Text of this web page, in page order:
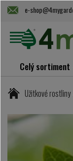
e-
Celý sortiment
Užitkové rostliny